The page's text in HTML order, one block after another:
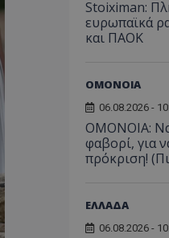
Stoiximan:
ευρωπαϊκά
και ΠΑΟΚ
ΟΜΟΝΟΙΑ
06.08.2026 -
ΟΜΟΝΟΙΑ: Να
φαβορί, για
πρόκριση!
ΕΛΛΑΔΑ
06.08.2026 -